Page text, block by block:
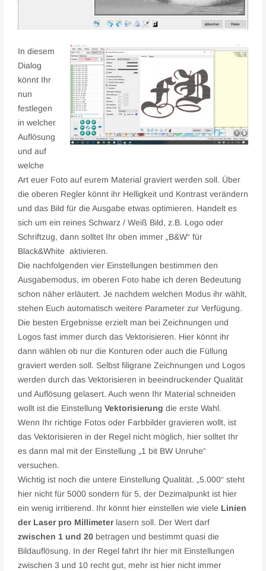
In diesem
Dialog
könnt Ihr
nun
festlegen
in welcher
Auflösung
und auf
welche
Art euer Foto auf eurem Material graviert werden soll. Über
die oberen Regler könnt ihr Helligkeit und Kontrast verändern
und das Bild für die Ausgabe etwas optimieren. Handelt es
sich um ein reines Schwarz / Weiß Bild, z.B. Logo oder
Schriftzug, dann solltet Ihr oben immer „B&W“ für
Black&White aktivieren.
Die nachfolgenden vier Einstellungen bestimmen den
Ausgabemodus, im oberen Foto habe ich deren Bedeutung
schon näher erläutert. Je nachdem welchen Modus ihr wählt,
stehen Euch automatisch weitere Parameter zur Verfügung.
Die besten Ergebnisse erzielt man bei Zeichnungen und
Logos fast immer durch das Vektorisieren. Hier könnt ihr
dann wählen ob nur die Konturen oder auch die Füllung
graviert werden soll. Selbst filigrane Zeichnungen und Logos
werden durch das Vektorisieren in beeindruckender Qualität
und Auflösung gelasert. Auch wenn Ihr Material schneiden
wollt ist die Einstellung Vektorisierung die erste Wahl.
Wenn Ihr richtige Fotos oder Farbbilder gravieren wollt, ist
das Vektorisieren in der Regel nicht möglich, hier solltet Ihr
es dann mal mit der Einstellung „1 bit BW Unruhe“
versuchen.
Wichtig ist noch die untere Einstellung Qualität. „5.000“ steht
hier nicht für 5000 sondern für 5, der Dezimalpunkt ist hier
ein wenig irritierend. Ihr könnt hier einstellen wie viele Linien
der Laser pro Millimeterlasern soll. Der Wert darf
zwischen 1 und 20betragen und bestimmt quasi die
Bildauflösung. In der Regel fahrt Ihr hier mit Einstellungen
zwischen 3 und 10 recht gut, mehr ist hier nicht immer